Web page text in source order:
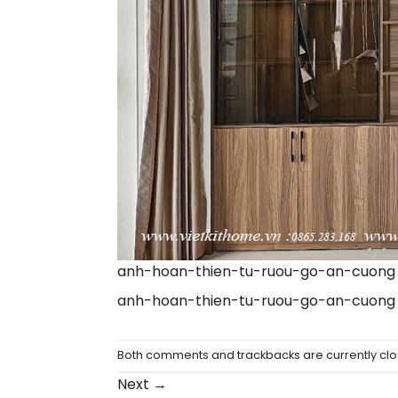
anh-hoan-thien-tu-ruou-go-an-cuong
anh-hoan-thien-tu-ruou-go-an-cuong
Both comments and trackbacks are currently
Next →